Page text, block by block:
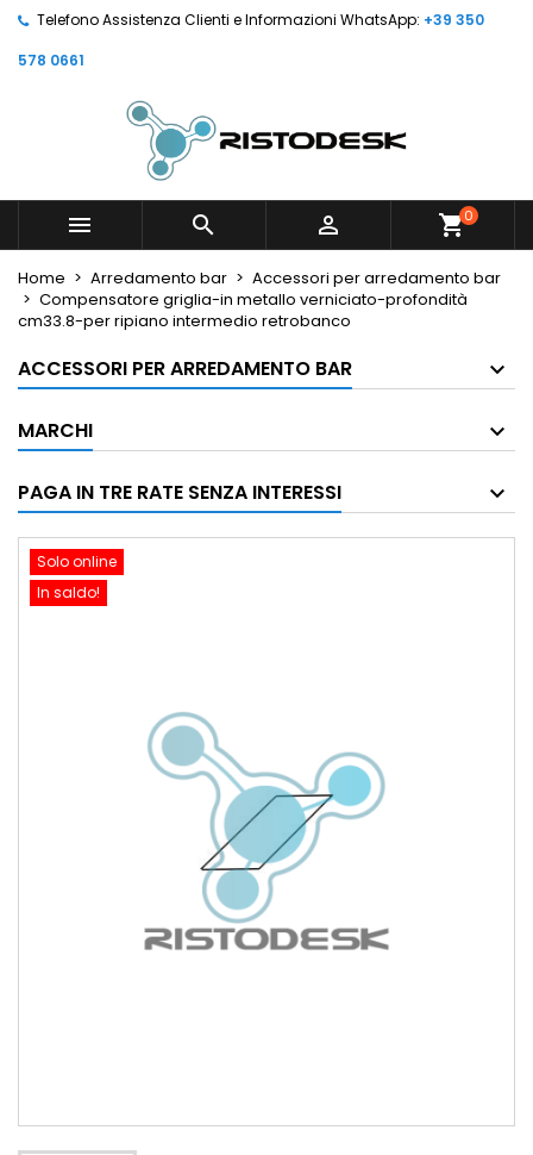
Telefono Assistenza Clienti e Informazioni WhatsApp: +39 350
578 0661
   shopping_cart0
Home Arredamento bar
Accessori per arredamento bar
Compensatore griglia-in metallo verniciato-profondità
cm33.8-per ripiano intermedio retrobanco
ACCESSORI PER ARREDAMENTO BAR
MARCHI
PAGA IN TRE RATE SENZA INTERESSI
Solo online
In saldo!